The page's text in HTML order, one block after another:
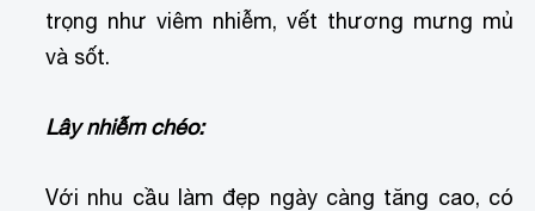
trọng như viêm nhiễm, vết thương mưng mủ
và sốt.
Lây nhiễm chéo:
Với nhu cầu làm đẹp ngày càng tăng cao, có